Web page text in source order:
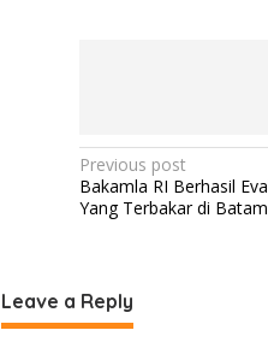
Post
navigation
Previous post
Bakamla RI Berhasil
Yang Terbakar di Batam
Leave a Reply